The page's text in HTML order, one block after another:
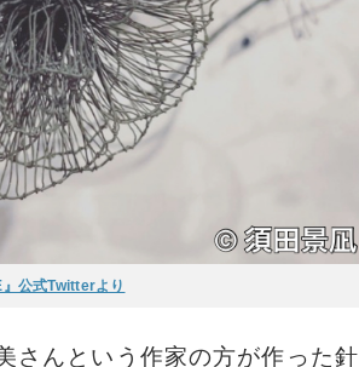
公式Twitterより
さんという作家の方が作った針